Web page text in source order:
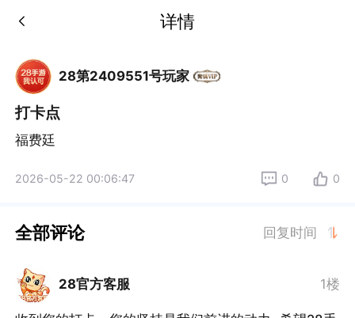
详情
28第2409551号玩家
打卡点
福费廷
2026-05-22 00:06:47 0 0
全部评论 回复时间
28官方客服 1楼